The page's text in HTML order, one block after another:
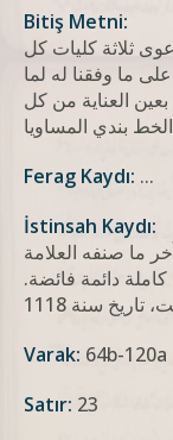
Bitiş Metni:
ثلاثة كليات كل
ما وفقنا له لما
العناية من كل
Ferag Kaydı: ...
İstinsah Kaydı:
ما صنفه العلامة
دائمة فائضة.
Varak: 64b-120a
Satır: 23